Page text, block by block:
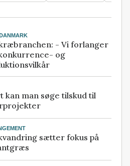
- Vi forlanger
og
kan man søge tilskud til
sætter fokus på